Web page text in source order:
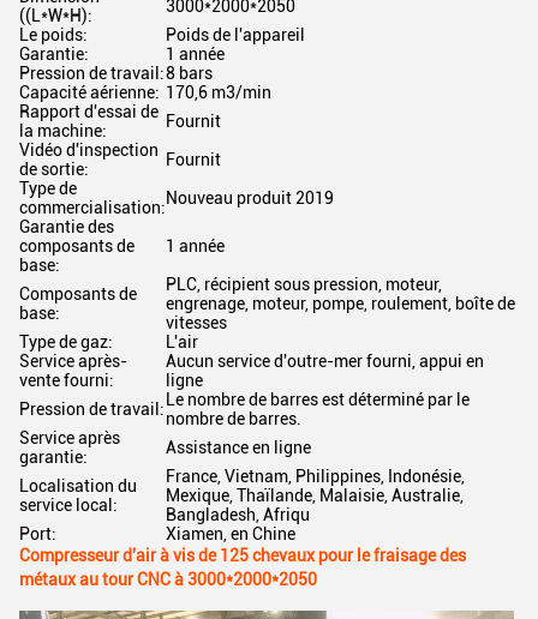
((L*W*H):
3000*2000*2050
Le poids:
Poids de l'appareil
Garantie:
1 année
Pression de travail:8 bars
Capacité aérienne: 170,6 m3/min
Rapport d'essai de
la machine:
Fournit
Vidéo d'inspection
de sortie:
Fournit
Type de
commercialisation:Nouveau produit 2019
Garantie des
composants de
base:
1 année
Composants de
base:
PLC, récipient sous pression, moteur,
engrenage, moteur, pompe, roulement, boîte de
vitesses
Type de gaz:
L'air
Service après-
vente fourni:
Aucun service d'outre-mer fourni, appui en
ligne
Pression de travail: Le nombre de barres est déterminé par le
nombre de barres.
Service après
garantie:
Assistance en ligne
Localisation du
service local:
France, Vietnam, Philippines, Indonésie,
Mexique, Thaïlande, Malaisie, Australie,
Bangladesh, Afriqu
Port:
Xiamen, en Chine
Compresseur d'air à vis de 125 chevaux pour le fraisage des
métaux au tour CNC à 3000*2000*2050